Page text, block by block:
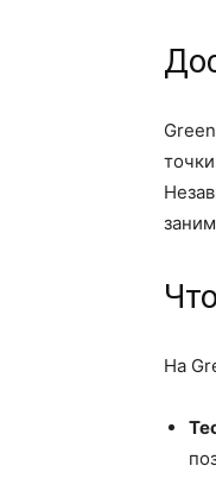
На